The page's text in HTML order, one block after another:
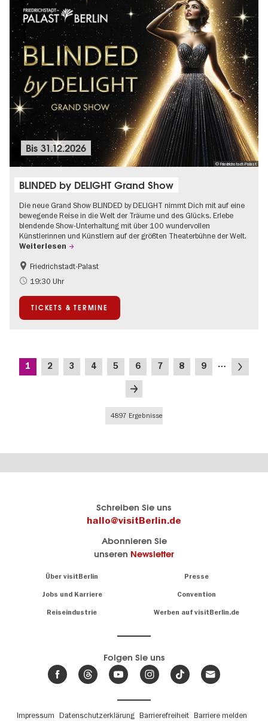
© Friedrichstadt-Palast
Bis31.12.2026
BLINDED by DELIGHT Grand Show
Die neue Grand Show BLINDED by DELIGHT nimmt Dich mit auf eine
bewegende Reise in die Welt der Träume und des Glücks. Erlebe
blendende Show-Unterhaltung mit über 100 wundervollen
Künstlerinnen und Künstlern auf der größten Theaterbühne der Welt.
Weiterlesen
Barrierefrei
International
Friedrichstadt-Palast
19:30 Uhr
TICKETS & TERMINE
Seitennummerierung
Aktuelle
1 Seite
2 Seite
3 Seite
4 Seite
5 Seite
6 Seite
7 Seite
8 Seite
9 …
Nächste
Letzte
4897 Ergebnisse
Schreiben Sie uns
hallo@visitBerlin.de
Abonnieren Sie
unseren Newsletter
Über visitBerlin Presse
Jobs und Karriere Convention
Reiseindustrie Werben auf visitBerlin.de
sind
für Sie da.
Tickets
Wir haben den
Insidertipps
Trends
Folgen Sie uns
Fußbereichsmenü
Impressum Datenschutzerklärung Barrierefreiheit Barriere melden